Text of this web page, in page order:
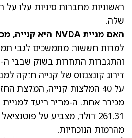
ראשוניות מחברות סיניות עלו על
שלה.
האם מניית NVDA היא קנייה, מכירה או החזק?
על 40 המלצות קנייה, המלצת
מכירה אחת. ה-מחיר היעד למניית NVDA
מהרמות הנוכחיות.